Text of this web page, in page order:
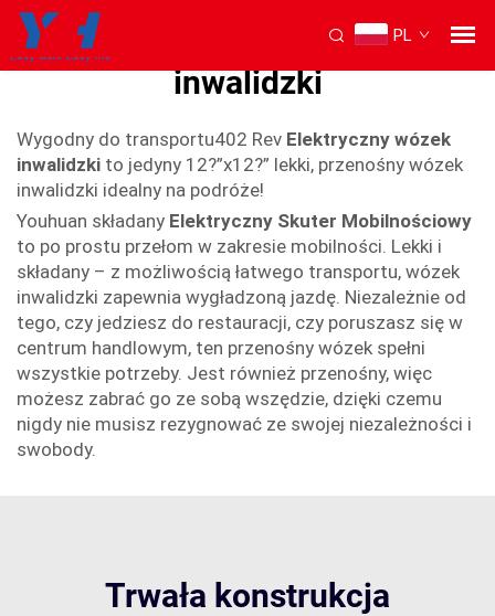
PL
Lekki składany wózek
inwalidzki
Wygodny do transportu402 Rev Elektryczny wózek
inwalidzki to jedyny 12?”x12?” lekki, przenośny wózek
inwalidzki idealny na podróże!
Youhuan składany Elektryczny Skuter Mobilnościowy
to po prostu przełom w zakresie mobilności. Lekki i
składany – z możliwością łatwego transportu, wózek
inwalidzki zapewnia wygładzoną jazdę. Niezależnie od
tego, czy jedziesz do restauracji, czy poruszasz się w
centrum handlowym, ten przenośny wózek spełni
wszystkie potrzeby. Jest również przenośny, więc
możesz zabrać go ze sobą wszędzie, dzięki czemu
nigdy nie musisz rezygnować ze swojej niezależności i
swobody.
Trwała konstrukcja